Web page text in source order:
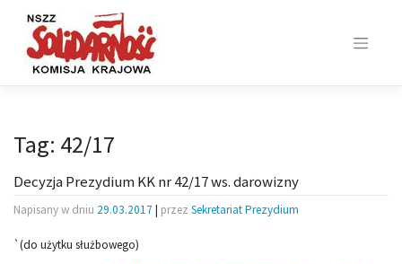
content
Tag: 42/17
Decyzja Prezydium KK nr 42/17 ws. darowizny
Napisany w dniu 29.03.2017 | przez Sekretariat Prezydium
`(do użytku służbowego)